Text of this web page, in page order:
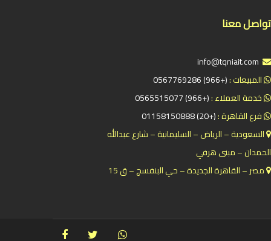
تواصل معنا
المبيعات :(+966) 0567769286
خدمة العملاء :(+966) 0565515077
فرع القاهرة :(+20) 01158150888
السعودية – الرياض – السليمانية – شارع عبدالله
الحمدان – مبنى هرفي
مصر – القاهرة الجديدة – حي البنفسج – ق 15